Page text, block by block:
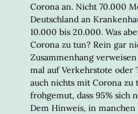
Corona an. Nicht 70.000
Deutschland an
10.000 bis 20.000. Was
Corona zu tun? Rein gar
Zusammenhang
mal auf Verkehrstote oder
auch nichts mit Corona zu
frohgemut, dass 95% sich
Dem Hinweis, in